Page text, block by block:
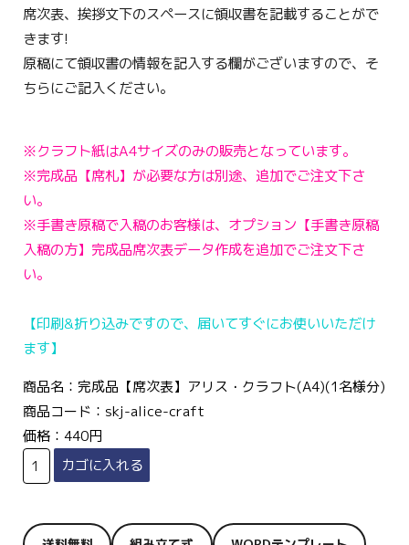
席次表、挨拶文下のスペースに領収書を記載することがで
きます!
原稿にて領収書の情報を記入する欄がございますので、そ
ちらにご記入ください。
※クラフト紙はA4サイズのみの販売となっています。
※完成品【席札】が必要な方は別途、追加でご注文下さ
い。
※手書き原稿で入稿のお客様は、オプション【手書き原稿
入稿の方】完成品席次表データ作成を追加でご注文下さ
い。
【印刷&折り込みですので、届いてすぐにお使いいただけ
ます】
商品名：完成品【席次表】アリス・クラフト(A4)(1名様分)
商品コード：skj-alice-craft
価格：440円